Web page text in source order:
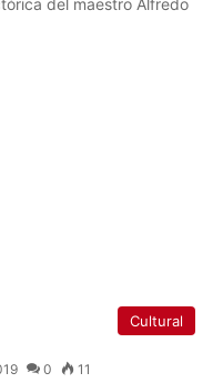
del maestro Alfredo
Cultural
0 11